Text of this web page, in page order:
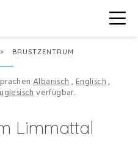
> BRUSTZENTRUM
Albanisch,Englisch,
verfügbar.
Limmattal